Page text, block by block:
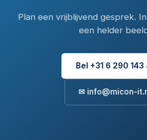
Plan een vrijblijvend gesprek.
een helder
Bel +31 6 290 143
✉ info@micon-